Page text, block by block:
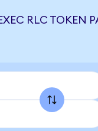
RLC TOKEN